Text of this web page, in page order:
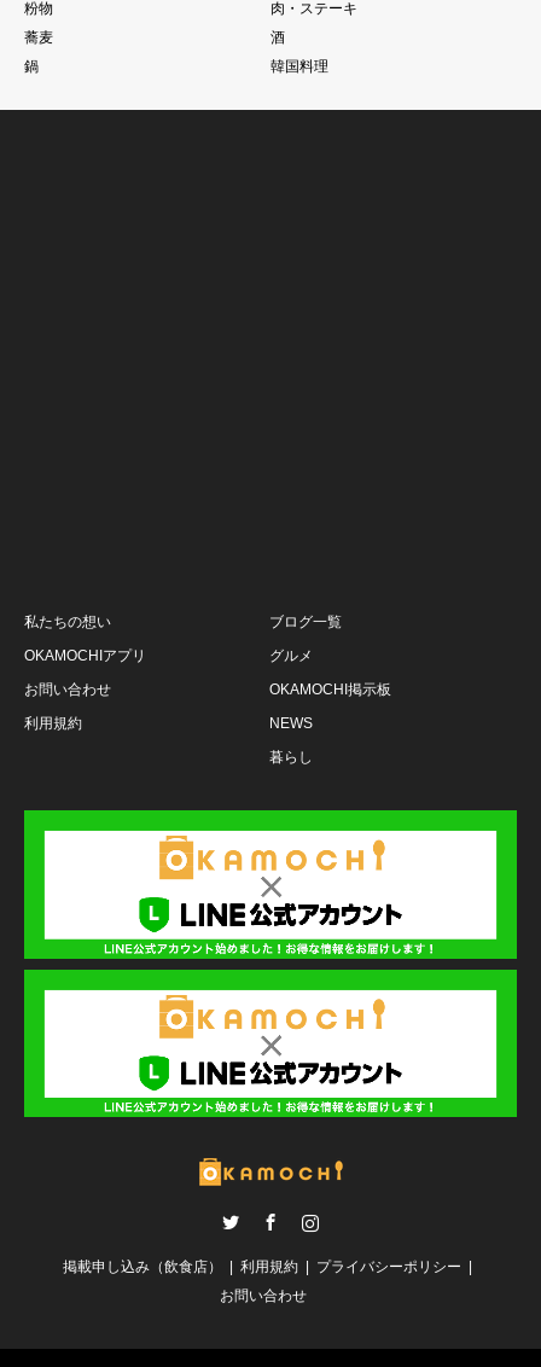
粉物
肉・ステーキ
蕎麦
酒
鍋
韓国料理
私たちの想い
OKAMOCHIアプリ
お問い合わせ
利用規約
ブログ一覧
グルメ
OKAMOCHI掲示板
NEWS
暮らし
掲載申し込み（飲食店） 利用規約
プライバシーポリシー
お問い合わせ